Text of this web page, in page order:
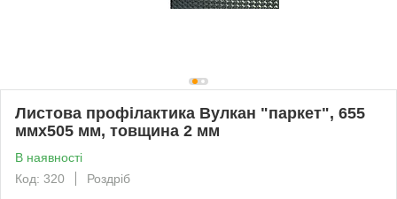
Листова профілактика Вулкан "паркет", 655
ммх505 мм, товщина 2 мм
В наявності
Код: 320
Роздріб